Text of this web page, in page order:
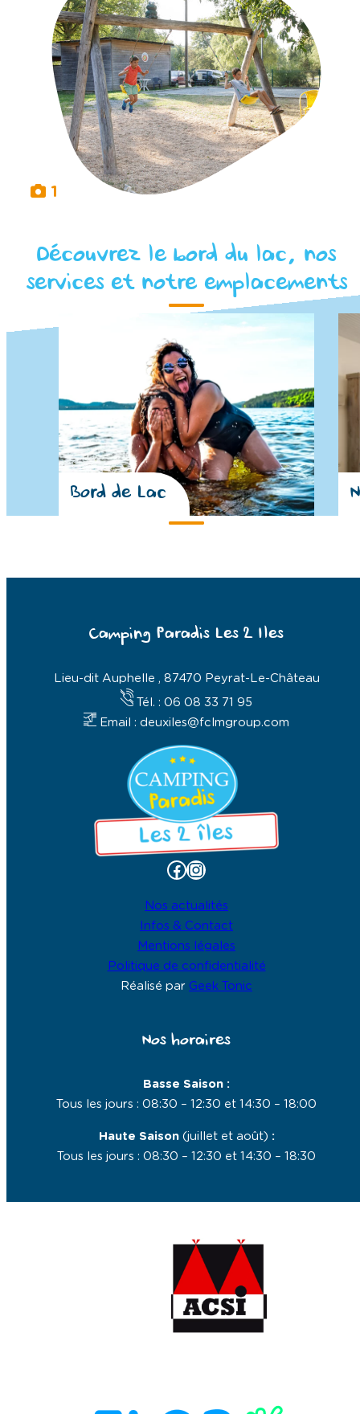
1
Découvrez le bord du lac, nos
services et notre emplacements
Bord de Lac
Camping Paradis Les 2 Iles
Lieu-dit Auphelle , 87470 Peyrat-Le-Château
Tél. : 06 08 33 71 95
Email : deuxiles@fclmgroup.com
Facebook Instagram
Nos actualités
Infos & Contact
Mentions légales
Politique de confidentialité
Réalisé par Geek Tonic
Nos horaires
Basse Saison :
Tous les jours : 08:30 – 12:30 et 14:30 – 18:00
Haute Saison (juillet et août) :
Tous les jours : 08:30 – 12:30 et 14:30 – 18:30